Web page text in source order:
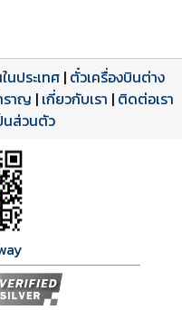
ดหน้าเต็ม
เต็ม
นประเทศ| ตั๋วเครื่องบินต่าง
ราญ | เกี่ยวกับเรา | ติดต่อเรา
นส่วนตัว